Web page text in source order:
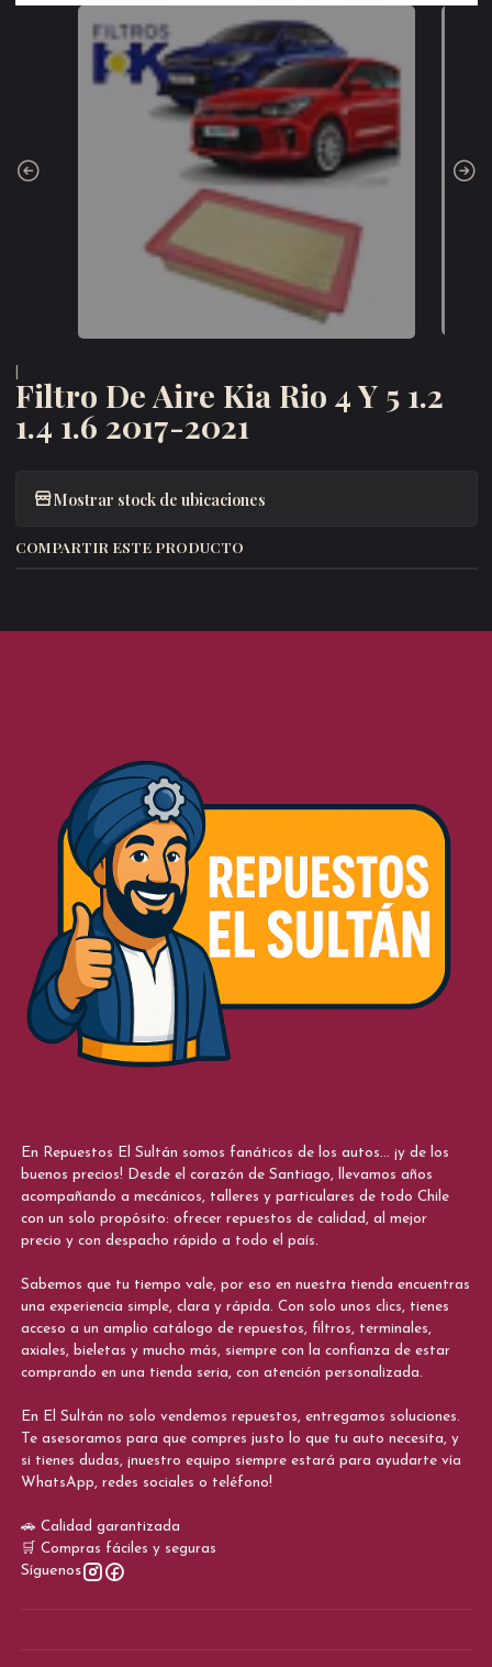
Filtro De Aire Kia Rio 4 Y 5 1.2
1.4 1.6 2017-2021
Mostrar stock de ubicaciones
COMPARTIR ESTE PRODUCTO
En Repuestos El Sultán somos fanáticos de los autos... ¡y de los
buenos precios! Desde el corazón de Santiago, llevamos años
acompañando a mecánicos, talleres y particulares de todo Chile
con un solo propósito: ofrecer repuestos de calidad, al mejor
precio y con despacho rápido a todo el país.
Sabemos que tu tiempo vale, por eso en nuestra tienda encuentras
una experiencia simple, clara y rápida. Con solo unos clics, tienes
acceso a un amplio catálogo de repuestos, filtros, terminales,
axiales, bieletas y mucho más, siempre con la confianza de estar
comprando en una tienda seria, con atención personalizada.
En El Sultán no solo vendemos repuestos, entregamos soluciones.
Te asesoramos para que compres justo lo que tu auto necesita, y
si tienes dudas, ¡nuestro equipo siempre estará para ayudarte vía
WhatsApp, redes sociales o teléfono!
🚗 Calidad garantizada
🛒 Compras fáciles y seguras
Síguenos